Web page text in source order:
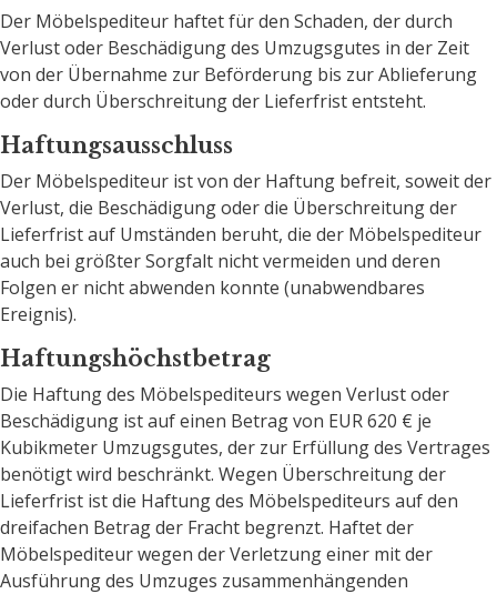
Der Möbelspediteur haftet für den Schaden, der durch
Verlust oder Beschädigung des Umzugsgutes in der Zeit
von der Übernahme zur Beförderung bis zur Ablieferung
oder durch Überschreitung der Lieferfrist entsteht.
Haftungsausschluss
Der Möbelspediteur ist von der Haftung befreit, soweit der
Verlust, die Beschädigung oder die Überschreitung der
Lieferfrist auf Umständen beruht, die der Möbelspediteur
auch bei größter Sorgfalt nicht vermeiden und deren
Folgen er nicht abwenden konnte (unabwendbares
Ereignis).
Haftungshöchstbetrag
Die Haftung des Möbelspediteurs wegen Verlust oder
Beschädigung ist auf einen Betrag von EUR 620 € je
Kubikmeter Umzugsgutes, der zur Erfüllung des Vertrages
benötigt wird beschränkt. Wegen Überschreitung der
Lieferfrist ist die Haftung des Möbelspediteurs auf den
dreifachen Betrag der Fracht begrenzt. Haftet der
Möbelspediteur wegen der Verletzung einer mit der
Ausführung des Umzuges zusammenhängenden